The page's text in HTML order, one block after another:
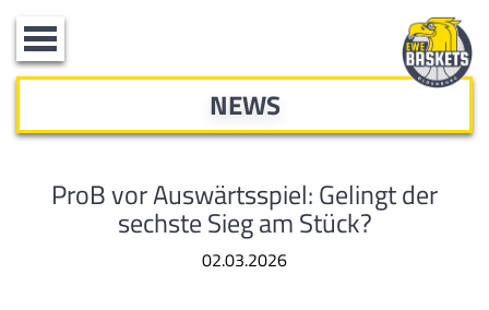
Toggle
navigation
NEWS
ProB vor Auswärtsspiel: Gelingt der
sechste Sieg am Stück?
02.03.2026